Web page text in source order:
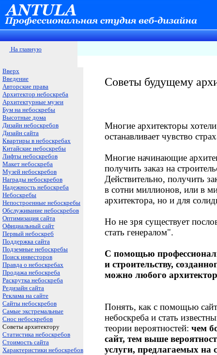
На главную
Вверх
Введение
Авторские права
Архитектор небоскреба
Архитектурные музеи
Бум на небоскребы
Высотные дома
Дизайн небоскребов
Дизайн сайта
Квартиры в небоскребах
Китайские небоскребы
Лифты небоскребов
Макет небоскреба
Музей небоскребов
Награды небоскребов
Надежность небоскреба
Небоскребы
Непостроенные небоскребы
Обслуживание небоскребов
Оптимизация сайта
Официальный сайт
Первый небоскреб
Поддержка сайта
Подземные небоскребы
Поиск инвесторов
Правда о небоскребах
Продажа небоскреба
Раскрутка небоскреба
Редизайн сайта
Реклама на сайте
Сайты небоскребов
Самые экстремальные
Снос небоскребов
Советы архитектору
Статистика небоскребов
Стоимость сайта
Характеристики небоскребов
Советы будущему
Многие архитекторы
останавливает чувство
Многие начинающие
получить заказ на
Действительно, получить
в сотни миллионов, или в
архитектора, но и для
Но не зря существует
стать генералом".
С помощью
и строительству,
можно любого
Понять, как с помощью
небоскреба и стать
теории вероятностей: чем
сайт, тем выше
услуги, предлагаемых на